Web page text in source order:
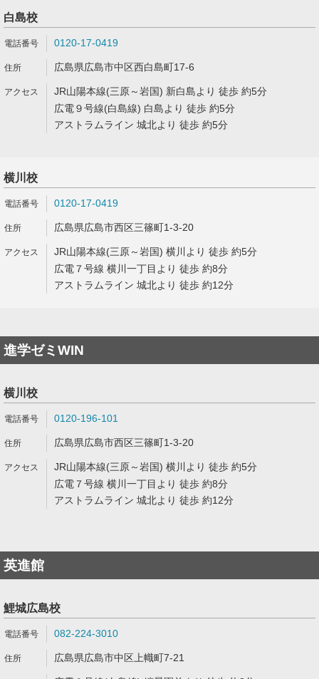
白島校
0120-17-0419
広島県広島市中区西白島町17-6
JR山陽本線(三原～岩国) 新白島より 徒歩 約5分
広電９号線(白島線) 白島より 徒歩 約5分
アストラムライン 城北より 徒歩 約5分
横川校
0120-17-0419
広島県広島市西区三篠町1-3-20
JR山陽本線(三原～岩国) 横川より 徒歩 約5分
広電７号線 横川一丁目より 徒歩 約8分
アストラムライン 城北より 徒歩 約12分
進学ゼミWIN
横川校
0120-196-101
広島県広島市西区三篠町1-3-20
JR山陽本線(三原～岩国) 横川より 徒歩 約5分
広電７号線 横川一丁目より 徒歩 約8分
アストラムライン 城北より 徒歩 約12分
英進館
鯉城広島校
082-224-3010
広島県広島市中区上幟町7-21